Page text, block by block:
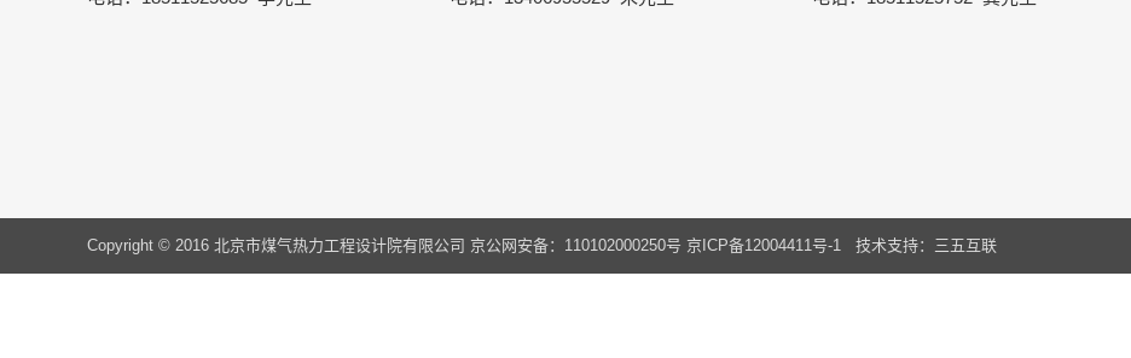
Copyright © 2016 北京市煤气热力工程设计院有限公司 京公网安备：110102000250号 京ICP备12004411号-1 技术支持：三五互联